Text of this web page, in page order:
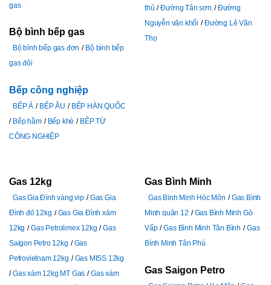
gas
Bộ bình bếp gas
Bộ bình bếp gas đơn
Bộ bình bếp
gas đôi
Bếp công nghiệp
BẾP Á BẾP ÂU
BẾP HÀN QUỐC
Bếp hầm
Bếp khè
BẾP TỪ
CÔNG NGHIỆP
thủ
Đường Tân sơn
Đường
Nguyễn văn khối
Đường Lê Văn
Thọ
Gas 12kg
Gas Gia Đình vàng vip
Gas Gia
Đình đỏ 12kg
Gas Gia Đình xám
12kg
Gas Petrolimex 12kg
Gas
Saigon Petro 12kg
Gas
Petrovietnam 12kg
Gas MISS 12kg
Gas xám 12kg MT Gas
Gas xám
Gas Bình Minh
Gas Bình Minh Hóc Môn
Gas Bình
Minh quận 12
Gas Bình Minh Gò
Vấp
Gas Bình Minh Tân Bình
Gas
Bình Minh Tân Phú
Gas Saigon Petro